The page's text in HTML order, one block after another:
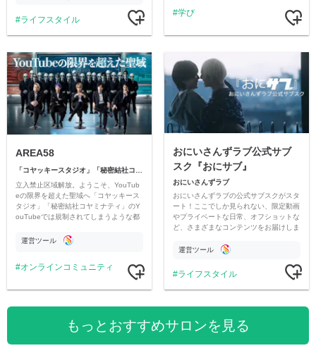
ライフスタイル
学び
AREA58
「コヤッキースタジオ」「秘密結社コヤミナティ」
立入禁止区域解放。ようこそ、YouTub
eの限界を超えた聖域へ「コヤッキース
タジオ」「秘密結社コヤミナティ」のY
ouTubeでは規制されてしまうような都
公開。
運営ツール
オンラインコミュニティ
おにいさんずラブ公式サブ
スク『おにサブ』
おにいさんずラブ
おにいさんずラブの公式サブスクがスタ
ート！ここでしか見られない、限定動画
やプライベートな日常、オフショットな
ど、さまざまなコンテンツをお届けしま
運営ツール
ライフスタイル
もっとおすすめサロンを見る